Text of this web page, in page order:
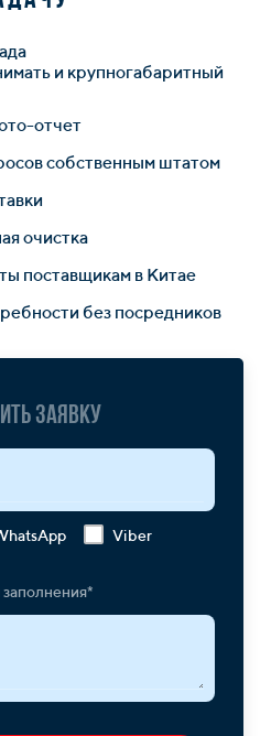
и крупногабаритный
отчет
собственным штатом
очистка
поставщикам в Китае
без посредников
заявку
Viber